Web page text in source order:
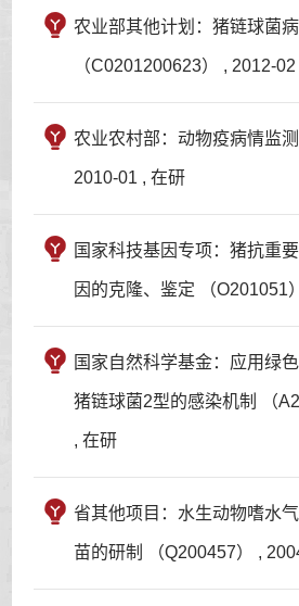
农业部其他计划：猪链球菌
（C0201200623） , 2012-
农业农村部：动物疫病情监
2010-01 , 在研
国家科技基因专项：猪抗重
因的克隆、鉴定 （O201051
国家自然科学基金：应用绿
猪链球菌2型的感染机制 （
, 在研
省其他项目：水生动物嗜水
苗的研制 （Q200457） ,